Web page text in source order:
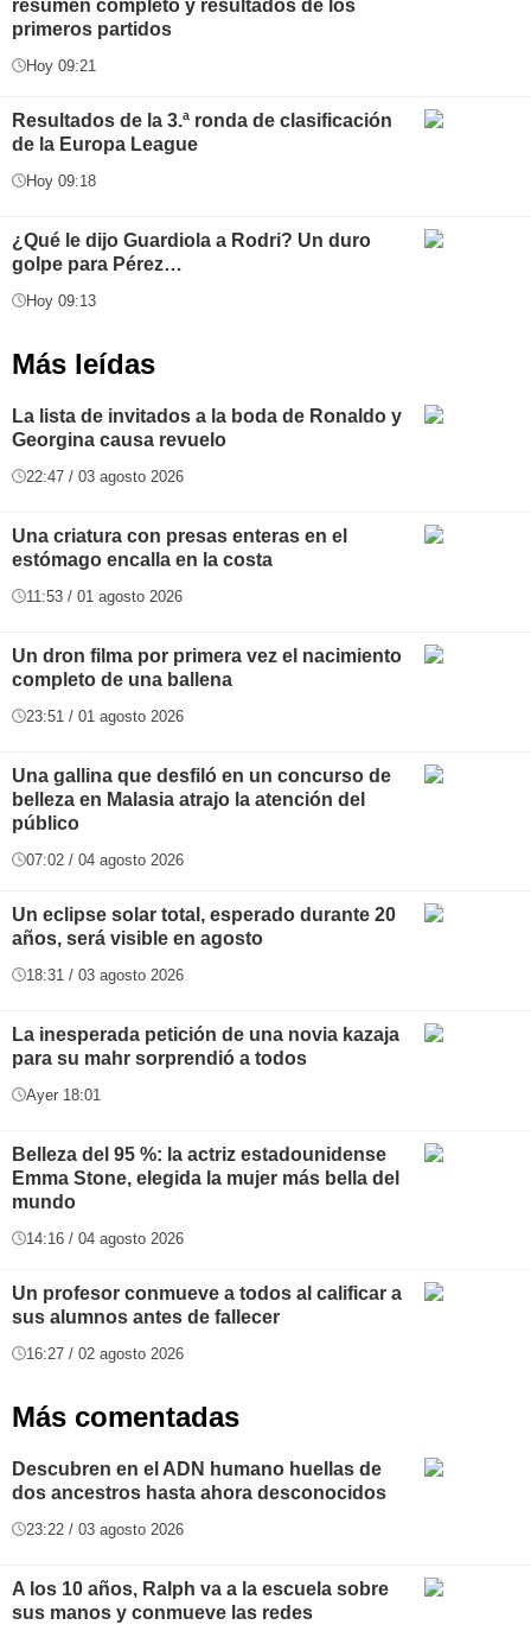
resumen completo y resultados de los
primeros partidos
Hoy 09:21
Resultados de la 3.ª ronda de clasificación
de la Europa League
Hoy 09:18
¿Qué le dijo Guardiola a Rodri? Un duro
golpe para Pérez…
Hoy 09:13
Más leídas
La lista de invitados a la boda de Ronaldo y
Georgina causa revuelo
22:47 / 03 agosto 2026
Una criatura con presas enteras en el
estómago encalla en la costa
11:53 / 01 agosto 2026
Un dron filma por primera vez el nacimiento
completo de una ballena
23:51 / 01 agosto 2026
Una gallina que desfiló en un concurso de
belleza en Malasia atrajo la atención del
público
07:02 / 04 agosto 2026
Un eclipse solar total, esperado durante 20
años, será visible en agosto
18:31 / 03 agosto 2026
La inesperada petición de una novia kazaja
para su mahr sorprendió a todos
Ayer 18:01
Belleza del 95 %: la actriz estadounidense
Emma Stone, elegida la mujer más bella del
mundo
14:16 / 04 agosto 2026
Un profesor conmueve a todos al calificar a
sus alumnos antes de fallecer
16:27 / 02 agosto 2026
Más comentadas
Descubren en el ADN humano huellas de
dos ancestros hasta ahora desconocidos
23:22 / 03 agosto 2026
A los 10 años, Ralph va a la escuela sobre
sus manos y conmueve las redes